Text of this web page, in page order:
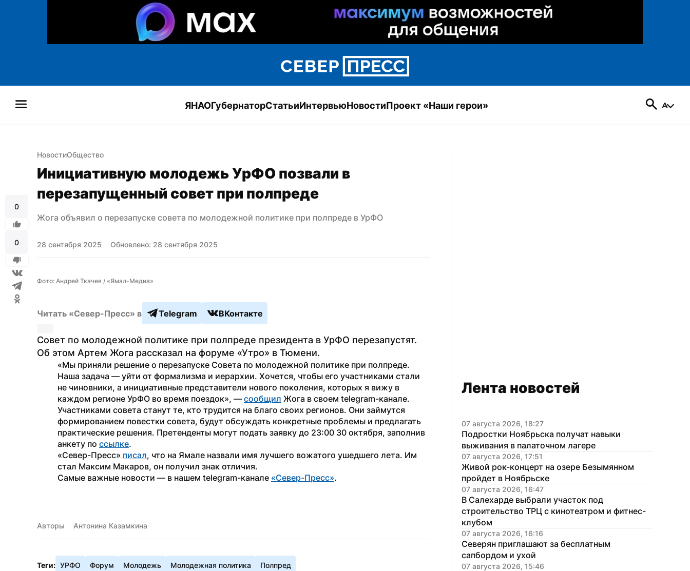
ЯНАОГубернаторСтатьиИнтервьюНовостиПроект «Наши герои»
0
0
НовостиОбщество
Инициативную молодежь УрФО позвали в
перезапущенный совет при полпреде
Жога объявил о перезапуске совета по молодежной политике при полпреде в УрФО
28 сентября 2025 Обновлено: 28 сентября 2025
Фото: Андрей Ткачев / «Ямал-Медиа»
Читать «Север-Пресс» в Telegram ВКонтакте
Совет по молодежной политике при полпреде президента в УрФО перезапустят.
Об этом Артем Жога рассказал на форуме «Утро» в Тюмени.
«Мы приняли решение о перезапуске Совета по молодежной политике при полпреде.
Наша задача — уйти от формализма и иерархии. Хочется, чтобы его участниками стали
не чиновники, а инициативные представители нового поколения, которых я вижу в
каждом регионе УрФО во время поездок», — сообщил Жога в своем telegram-канале.
Участниками совета станут те, кто трудится на благо своих регионов. Они займутся
формированием повестки совета, будут обсуждать конкретные проблемы и предлагать
практические решения. Претенденты могут подать заявку до 23:00 30 октября, заполнив
анкету по ссылке.
«Север-Пресс» писал, что на Ямале назвали имя лучшего вожатого ушедшего лета. Им
стал Максим Макаров, он получил знак отличия.
Самые важные новости — в нашем telegram-канале «Север-Пресс».
Авторы Антонина Казамкина
Теги: УРФО Форум Молодежь Молодежная политика Полпред
Лента новостей
07 августа 2026, 18:27
Подростки Ноябрьска получат навыки
выживания в палаточном лагере
07 августа 2026, 17:51
Живой рок-концерт на озере Безымянном
пройдет в Ноябрьске
07 августа 2026, 16:47
В Салехарде выбрали участок под
строительство ТРЦ с кинотеатром и фитнес-
клубом
07 августа 2026, 16:16
Северян приглашают за бесплатным
сапбордом и ухой
07 августа 2026, 15:46